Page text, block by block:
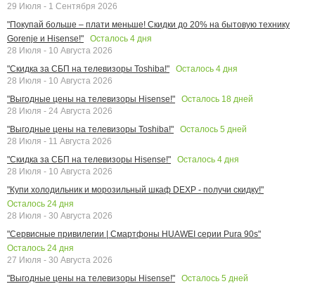
29 Июля - 1 Сентября 2026
"Покупай больше – плати меньше! Скидки до 20% на бытовую технику
Gorenje и Hisense!"
Осталось 4 дня
28 Июля - 10 Августа 2026
"Скидка за СБП на телевизоры Toshiba!"
Осталось 4 дня
28 Июля - 10 Августа 2026
"Выгодные цены на телевизоры Hisense!"
Осталось 18 дней
28 Июля - 24 Августа 2026
"Выгодные цены на телевизоры Toshiba!"
Осталось 5 дней
28 Июля - 11 Августа 2026
"Скидка за СБП на телевизоры Hisense!"
Осталось 4 дня
28 Июля - 10 Августа 2026
"Купи холодильник и морозильный шкаф DEXP - получи скидку!"
Осталось 24 дня
28 Июля - 30 Августа 2026
"Сервисные привилегии | Смартфоны HUAWEI серии Pura 90s"
Осталось 24 дня
27 Июля - 30 Августа 2026
"Выгодные цены на телевизоры Hisense!"
Осталось 5 дней